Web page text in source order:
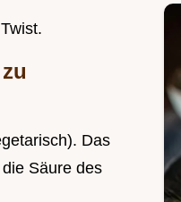
Das
Säure des